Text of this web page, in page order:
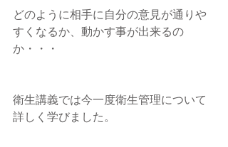
どのように相手に自分の意見が通りや
すくなるか、動かす事が出来るの
か・・・
衛生講義では今一度衛生管理について
詳しく学びました。